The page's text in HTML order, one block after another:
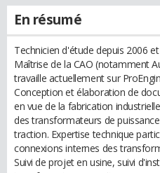
En résumé
Technicien d'étude depuis 2006
Maîtrise de la CAO (notamment
travaille actuellement sur
Conception et élaboration de
en vue de la fabrication
des transformateurs de
traction. Expertise technique
connexions internes des
Suivi de projet en usine, suivi